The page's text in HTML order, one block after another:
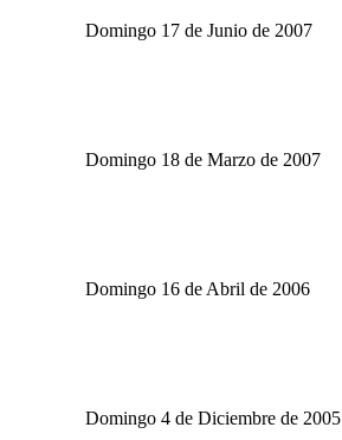
Domingo 17 de Junio de 2007
Domingo 18 de Marzo de 2007
Domingo 16 de Abril de 2006
Domingo 4 de Diciembre de 2005